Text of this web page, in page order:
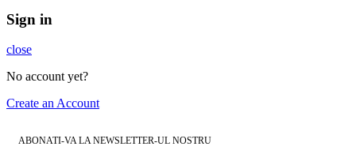
Sign in
close
No account yet?
Create an Account
ABONATI-VA LA NEWSLETTER-UL NOSTRU